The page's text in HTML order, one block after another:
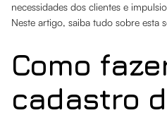
necessidades dos clientes e
Neste artigo, saiba tudo sobre esta
Como
cadastro